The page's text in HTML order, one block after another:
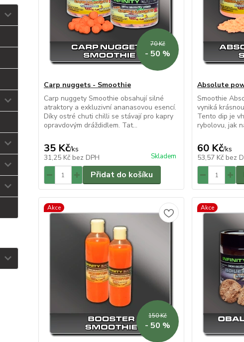
70 Kč
- 50 %
Carp nuggets - Smoothie
Carp nuggety Smoothie obsahují silné
atraktory a exkluzivní ananasovou esencí.
Díky ostré chuti chilli se stávají pro kapry
opravdovým dráždidlem. Tat...
35 Kč/ks
31,25 Kč bez DPH Skladem
Přidat do košíku
Absolute
Smoothie
vyniká
Tento dip je
rybolovu, jak
60 Kč/ks
53,57 Kč bez
Akce
150 Kč
- 50 %
Akce